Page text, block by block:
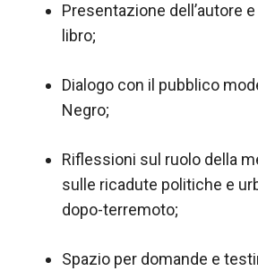
Presentazione dell’autore
libro;
Dialogo con il pubblico
Negro;
Riflessioni sul ruolo della
sulle ricadute politiche e
dopo-terremoto;
Spazio per domande e